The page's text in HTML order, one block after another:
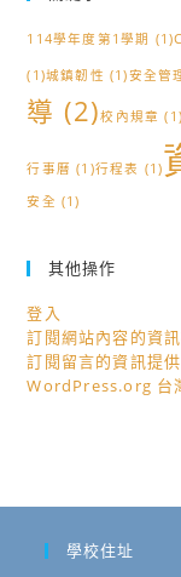
114學年度第1學期 (1)
(1)城鎮韌性 (1)安全管
導 (2)校內規章
行事曆 (1)行程表 (1)
安全 (1)
其他操作
登入
訂閱網站內容的資
訂閱留言的資訊提供
WordPress.org 台
學校住址